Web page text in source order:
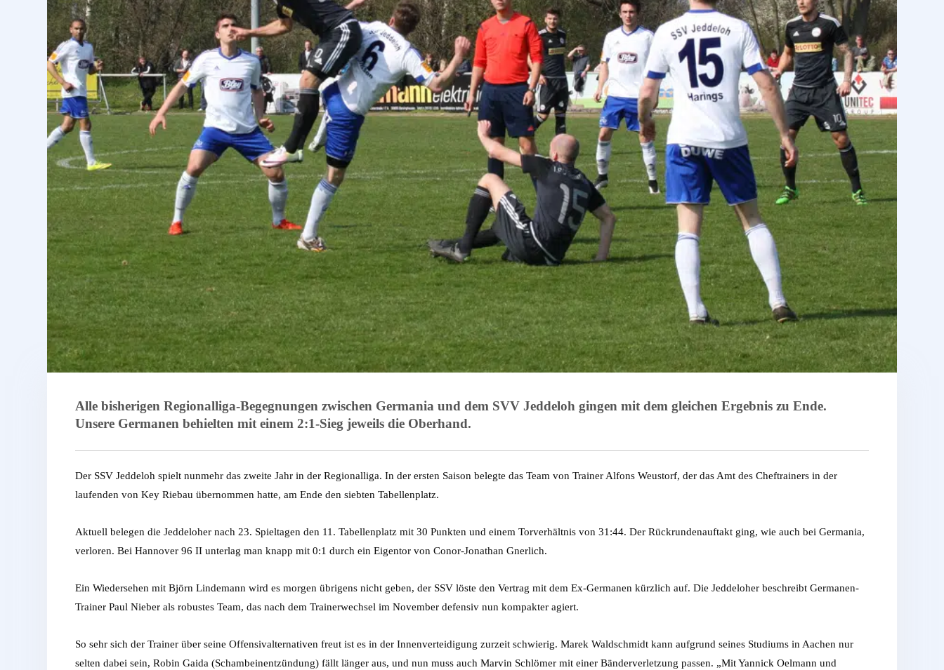
Alle bisherigen Regionalliga-Begegnungen zwischen Germania und dem SVV Jeddeloh gingen mit dem gleichen Ergebnis zu Ende.
Unsere Germanen behielten mit einem 2:1-Sieg jeweils die Oberhand.
Der SSV Jeddeloh spielt nunmehr das zweite Jahr in der Regionalliga. In der ersten Saison belegte das Team von Trainer Alfons Weustorf, der das Amt des Cheftrainers in der
laufenden von Key Riebau übernommen hatte, am Ende den siebten Tabellenplatz.
Aktuell belegen die Jeddeloher nach 23. Spieltagen den 11. Tabellenplatz mit 30 Punkten und einem Torverhältnis von 31:44. Der Rückrundenauftakt ging, wie auch bei Germania,
verloren. Bei Hannover 96 II unterlag man knapp mit 0:1 durch ein Eigentor von Conor-Jonathan Gnerlich.
Ein Wiedersehen mit Björn Lindemann wird es morgen übrigens nicht geben, der SSV löste den Vertrag mit dem Ex-Germanen kürzlich auf. Die Jeddeloher beschreibt Germanen-
Trainer Paul Nieber als robustes Team, das nach dem Trainerwechsel im November defensiv nun kompakter agiert.
So sehr sich der Trainer über seine Offensivalternativen freut ist es in der Innenverteidigung zurzeit schwierig. Marek Waldschmidt kann aufgrund seines Studiums in Aachen nur
selten dabei sein, Robin Gaida (Schambeinentzündung) fällt länger aus, und nun muss auch Marvin Schlömer mit einer Bänderverletzung passen. „Mit Yannick Oelmann und